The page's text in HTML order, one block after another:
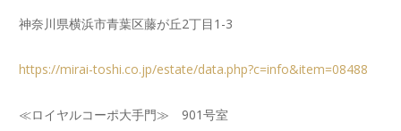
神奈川県横浜市青葉区藤が丘2丁目1-3
https://mirai-toshi.co.jp/estate/data.php?c=info&item=08488
≪ロイヤルコーポ大手門≫ 901号室